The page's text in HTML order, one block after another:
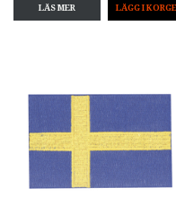
LÄS MER